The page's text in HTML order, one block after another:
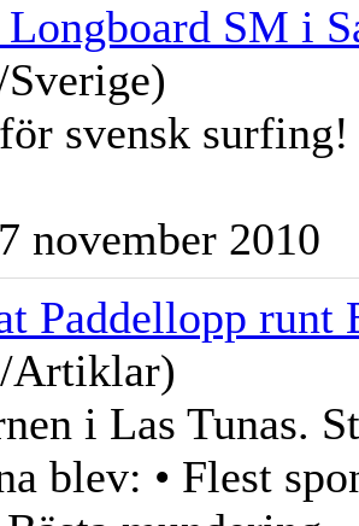
SM i
svensk
november 2010
Paddellopp runt
Artiklar)
i Las Tunas.
blev: • Flest